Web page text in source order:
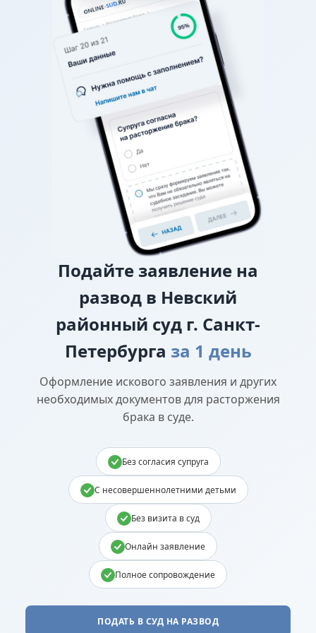
графике (например, в какие дни недели, на сколько
часов, с ночевкой или без), спор разрешает
районный суд.
О взыскании алиментов
Если нет соглашения об
уплате алиментов, заверенного у нотариуса, то
требование о взыскании алиментов заявляется в
исковом заявлении о разводе.
О лишении или ограничении родительских
Подайте заявление на
развод в Невский
районный суд г. Санкт-
Петербурга за 1 день
Оформление искового заявления и других
необходимых документов для расторжения
брака в суде.
Без согласия супруга
С несовершеннолетними детьми
Без визита в суд
Онлайн заявление
Полное сопровождение
ПОДАТЬ В СУД НА РАЗВОД